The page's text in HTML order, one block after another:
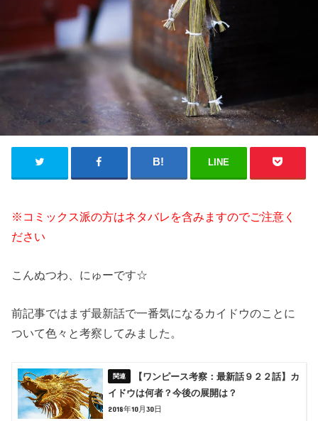
LINE
※コミックス派の方はネタバレを含みますのでご注意く
ださい
こんぬつわ、にゅーです☆
前記事ではまず最新話で一番気になるカイドウのことに
ついて色々と考察してみました。
【ワンピース考察：最新話９２２話】カ
イドウは何者？今後の展開は？
2018年10月30日